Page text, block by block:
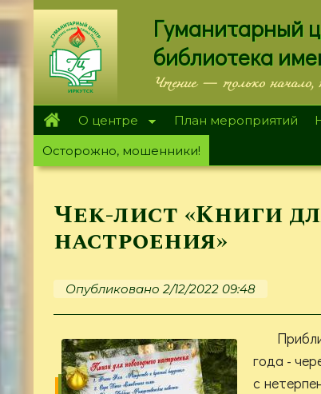
Перейти
к
основному
содержанию
Гуманитарный
библиотека
Чтение — только начало,
О центре План мероприятий
Осторожно, мошенники!
Чек-лист «Книги
настроения»
Опубликовано 2/12/2022 09:48
года -
с